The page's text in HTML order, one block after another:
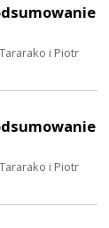
i Piotr
i Piotr